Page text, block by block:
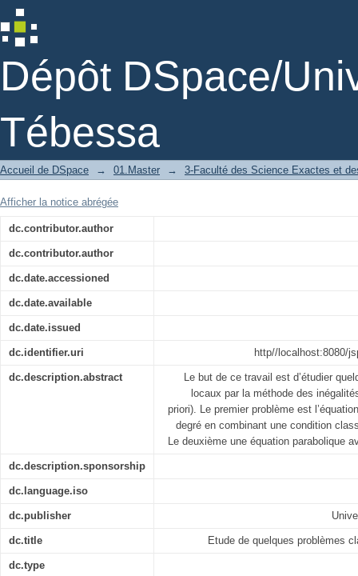
Dépôt DSpace/
Tébessa
Etude de quelques problèmes
Accueil de DSpace → 01.Master → 3-Faculté des Science Exactes et
Afficher la notice abrégée
dc.contributor.author
dc.contributor.author
dc.date.accessioned
dc.date.available
dc.date.issued
dc.identifier.uri http//localhost:8080/
dc.description.abstract
Le but de ce travail est d’étudier
locaux par la méthode des
priori). Le premier problème est
degré en combinant une condition
Le deuxième une équation parabolique
dc.description.sponsorship
dc.language.iso
dc.publisher
dc.title Etude de quelques problèmes
dc.type